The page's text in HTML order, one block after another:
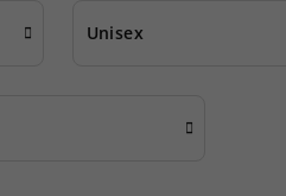
Unisex